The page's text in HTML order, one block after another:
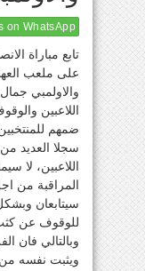
on WhatsApp
تابع مباراة
على ملعب العهد
والاولمبي
اللاعبين
ضمهم
سجلا العديد
اللاعبين، لا
المراقبة من
سيتابعان
للوقوف عن
وبالتالي فان
ويثبت نفسه